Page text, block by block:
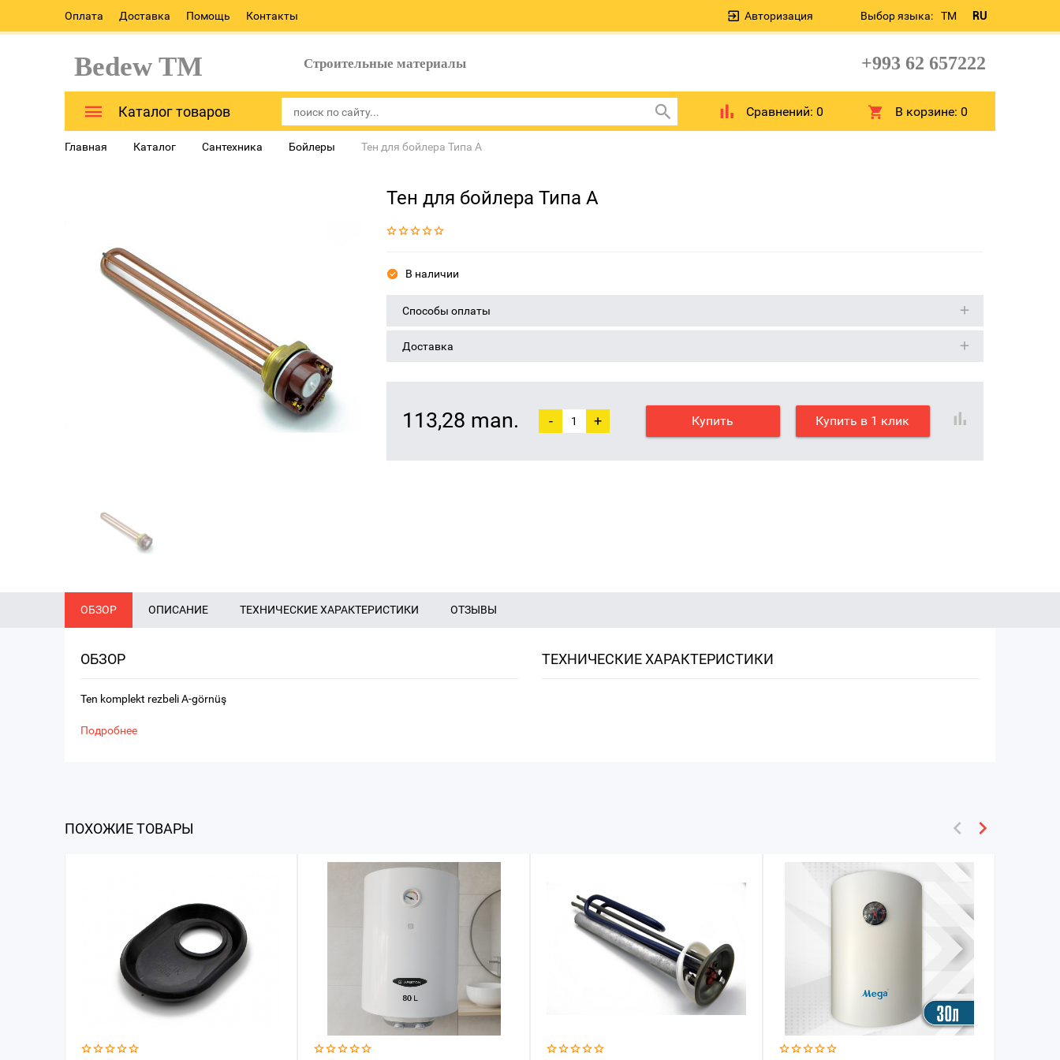
Оплата Доставка Помощь Контакты Выбор языка: TM RU
Авторизация
Bedew TM Строительные материалы +993 62 657222
Каталог товаров Сравнений: 0 В корзине:0
Главная Каталог Сантехника Бойлеры Тен для бойлера Типа А
Тен для бойлера Типа А
В наличии
Способы оплаты
Доставка
113,28 man. - + Купить Купить в 1 клик
ОБЗОР ОПИСАНИЕ ТЕХНИЧЕСКИЕ ХАРАКТЕРИСТИКИ ОТЗЫВЫ
ОБЗОР
Ten komplekt rezbeli A-görnüş
Подробнее
ТЕХНИЧЕСКИЕ ХАРАКТЕРИСТИКИ
ПОХОЖИЕ ТОВАРЫ